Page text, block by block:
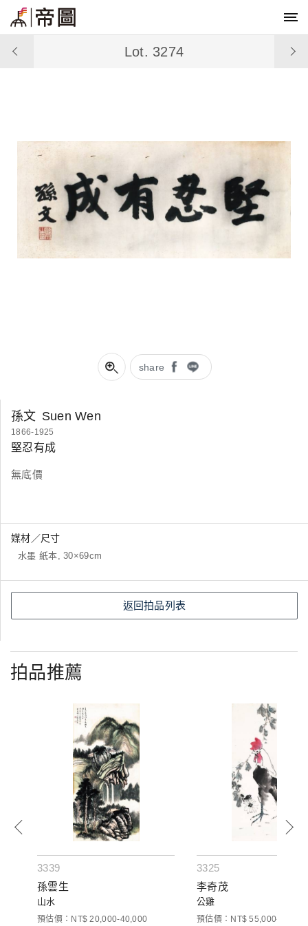
share
Lot. 3274
孫文 Suen Wen
1866-1925
堅忍有成
無底價
媒材／尺寸
水墨 紙本, 30×69cm
返回拍品列表
拍品推薦
3339
孫雲生
山水
預估價：NT$ 20,000-40,000
3325
李奇茂
公雞
預估價：NT$ 55,000-70,000